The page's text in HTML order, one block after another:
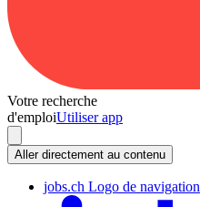
Votre recherche
d'emploiUtiliser app
Aller directement au contenu
jobs.ch Logo de navigation